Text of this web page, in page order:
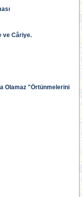
ve Câriye.
Olamaz "Örtünmelerini